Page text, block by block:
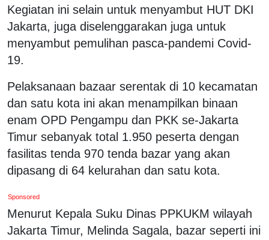
Kegiatan ini selain untuk menyambut HUT DKI
Jakarta, juga diselenggarakan juga untuk
menyambut pemulihan pasca-pandemi Covid-
19.
Pelaksanaan bazaar serentak di 10 kecamatan
dan satu kota ini akan menampilkan binaan
enam OPD Pengampu dan PKK se-Jakarta
Timur sebanyak total 1.950 peserta dengan
fasilitas tenda 970 tenda bazar yang akan
dipasang di 64 kelurahan dan satu kota.
Sponsored
Menurut Kepala Suku Dinas PPKUKM wilayah
Jakarta Timur, Melinda Sagala, bazar seperti ini